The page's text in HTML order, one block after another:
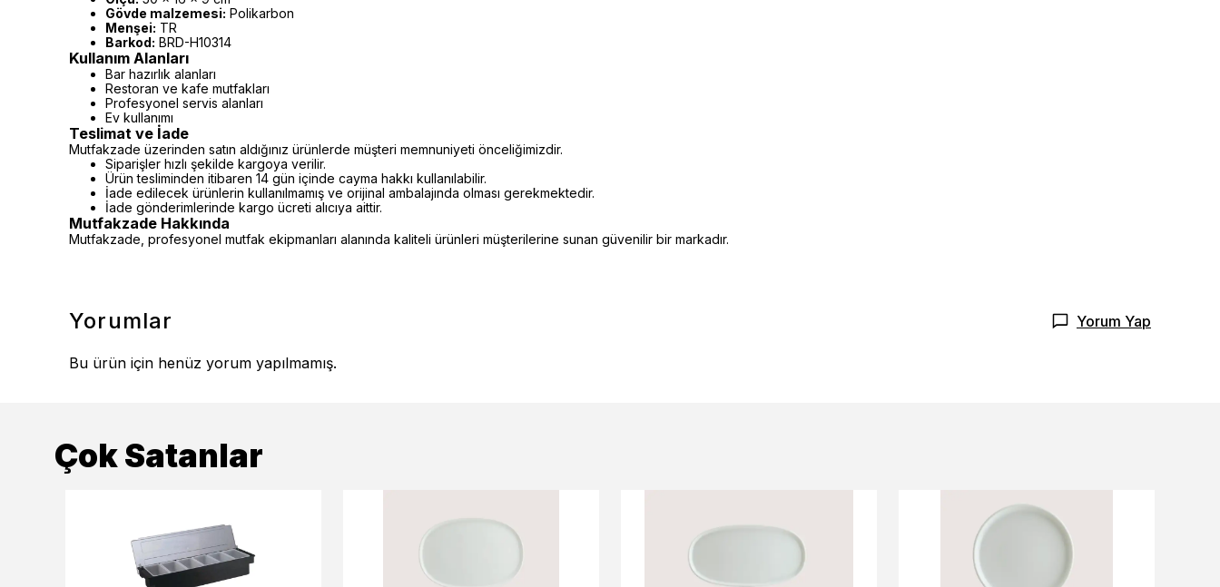
Gövde malzemesi: Polikarbon
Menşei: TR
Barkod: BRD-H10314
Kullanım Alanları
Bar hazırlık alanları
Restoran ve kafe mutfakları
Profesyonel servis alanları
Ev kullanımı
Teslimat ve İade
Mutfakzade üzerinden satın aldığınız ürünlerde müşteri memnuniyeti önceliğimizdir.
Siparişler hızlı şekilde kargoya verilir.
Ürün tesliminden itibaren 14 gün içinde cayma hakkı kullanılabilir.
İade edilecek ürünlerin kullanılmamış ve orijinal ambalajında olması gerekmektedir.
İade gönderimlerinde kargo ücreti alıcıya aittir.
Mutfakzade Hakkında
Mutfakzade, profesyonel mutfak ekipmanları alanında kaliteli ürünleri müşterilerine sunan güvenilir bir markadır.
Yorumlar Yorum Yap
Bu ürün için henüz yorum yapılmamış.
Çok Satanlar